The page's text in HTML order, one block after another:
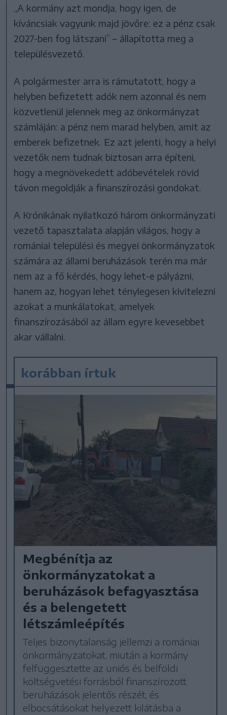
„A kormány azt mondja, hogy igen, de
kíváncsiak vagyunk majd jövőre: ez a pénz csak
2027-ben fog látszani” – állapította meg a
településvezető.
A polgármester arra is rámutatott, hogy a
helyben befizetett adók nem azonnal és nem
közvetlenül jelennek meg az önkormányzat
számláján: a pénz nem marad helyben, amit az
emberek befizetnek. Ez azt jelenti, hogy a helyi
vezetők nem tudnak biztosan arra építeni,
hogy a megnövekedett adóbevételek rövid
távon megoldják a finanszírozási gondokat.
A Krónikának nyilatkozó három önkormányzati
vezető tapasztalata alapján világos, hogy a
romániai települési és megyei önkormányzatok
számára az állami beruházások terén ma már
nem az a fő kérdés, hogy lehet-e pályázni,
hanem az, hogyan lehet ténylegesen kivitelezni
azokat a munkálatokat, amelyek
finanszírozásából az állam egyre kevesebbet
akar vállalni.
korábban írtuk
Megbénítja az
önkormányzatokat a
beruházások befagyasztása
és a belengetett
létszámleépítés
Teljes bizonytalanság jellemzi a romániai
önkormányzatokat, miután a kormány
felfüggesztette az uniós és belföldi
költségvetési forrásból finanszírozott
beruházások jelentős részét, és
elbocsátásokat helyezett kilátásba a